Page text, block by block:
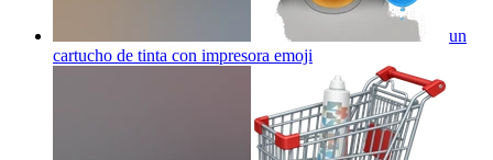
un
cartucho de tinta con impresora emoji